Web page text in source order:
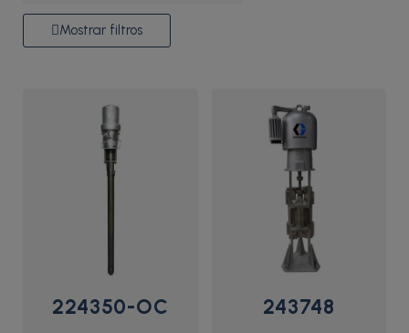
Mostrar filtros
224350-OC 243748